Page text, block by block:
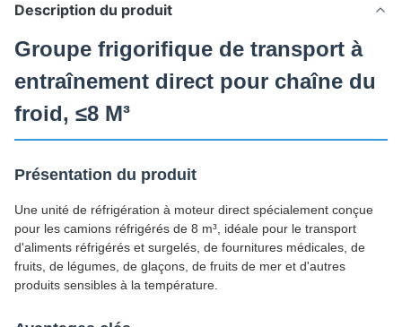
Description du produit
Groupe frigorifique de transport à
entraînement direct pour chaîne du
froid, ≤8 M³
Présentation du produit
Une unité de réfrigération à moteur direct spécialement conçue
pour les camions réfrigérés de 8 m³, idéale pour le transport
d'aliments réfrigérés et surgelés, de fournitures médicales, de
fruits, de légumes, de glaçons, de fruits de mer et d'autres
produits sensibles à la température.